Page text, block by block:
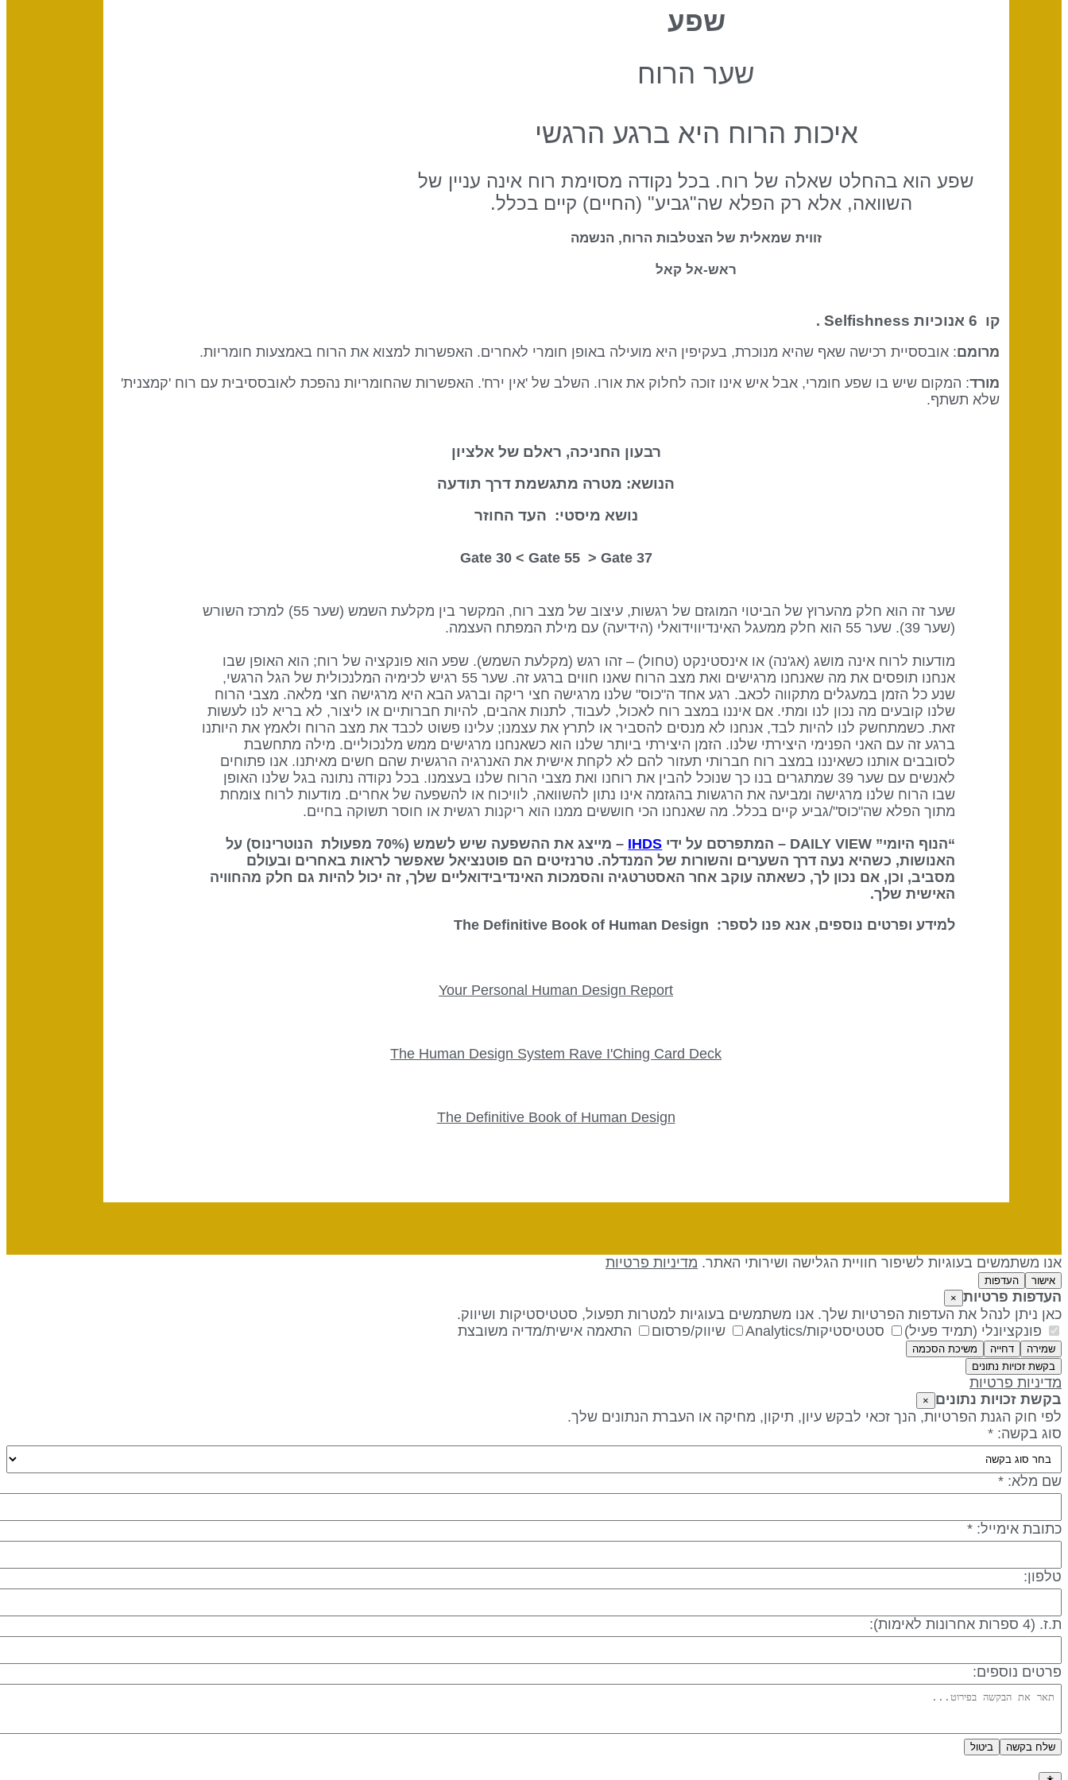
שפע
שער הרוח
איכות הרוח היא ברגע הרגשי
שפע הוא בהחלט שאלה של רוח. בכל נקודה מסוימת רוח אינה עניין של
השוואה, אלא רק הפלא שה"גביע" (החיים) קיים בכלל.
זווית שמאלית של הצטלבות הרוח, הנשמה
ראש-אל קאל
קו 6 אנוכיות Selfishness
.
מרומם: אובססיית רכישה שאף שהיא מנוכרת, בעקיפין היא מועילה באופן חומרי לאחרים. האפשרות למצוא את הרוח באמצעות חומריות.
מורד: המקום שיש בו שפע חומרי, אבל איש אינו זוכה לחלוק את אורו. השלב של 'אין ירח'. האפשרות שהחומריות נהפכת לאובססיבית עם רוח 'קמצנית'
שלא תשתף.
רבעון החניכה, ראלם של אלציון
הנושא: מטרה מתגשמת דרך תודעה
נושא מיסטי: העד החוזר
37 Gate 30 <
Gate 55 > Gate
שער זה הוא חלק מהערוץ של הביטוי המוגזם של רגשות, עיצוב של מצב רוח, המקשר בין מקלעת השמש (שער 55) למרכז השורש
(שער 39). שער 55 הוא חלק ממעגל האינדיווידואלי (הידיעה) עם מילת המפתח העצמה.
מודעות לרוח אינה מושג (אג'נה) או אינסטינקט (טחול) – זהו רגש (מקלעת השמש). שפע הוא פונקציה של רוח; הוא האופן שבו
אנחנו תופסים את מה שאנחנו מרגישים ואת מצב הרוח שאנו חווים ברגע זה. שער 55 רגיש לכימיה המלנכולית של הגל הרגשי,
שנע כל הזמן במעגלים מתקווה לכאב. רגע אחד ה"כוס" שלנו מרגישה חצי ריקה וברגע הבא היא מרגישה חצי מלאה. מצבי הרוח
שלנו קובעים מה נכון לנו ומתי. אם איננו במצב רוח לאכול, לעבוד, לתנות אהבים, להיות חברותיים או ליצור, לא בריא לנו לעשות
זאת. כשמתחשק לנו להיות לבד, אנחנו לא מנסים להסביר או לתרץ את עצמנו; עלינו פשוט לכבד את מצב הרוח ולאמץ את היותנו
ברגע זה עם האני הפנימי היצירתי שלנו. הזמן היצירתי ביותר שלנו הוא כשאנחנו מרגישים ממש מלנכוליים. מילה מתחשבת
לסובבים אותנו כשאיננו במצב רוח חברותי תעזור להם לא לקחת אישית את האנרגיה הרגשית שהם חשים מאיתנו. אנו פתוחים
לאנשים עם שער 39 שמתגרים בנו כך שנוכל להבין את רוחנו ואת מצבי הרוח שלנו בעצמנו. בכל נקודה נתונה בגל שלנו האופן
שבו הרוח שלנו מרגישה ומביעה את הרגשות בהגזמה אינו נתון להשוואה, לוויכוח או להשפעה של אחרים. מודעות לרוח צומחת
מתוך הפלא שה"כוס"/גביע קיים בכלל. מה שאנחנו הכי חוששים ממנו הוא ריקנות רגשית או חוסר תשוקה בחיים.
“הנוף היומי” DAILY VIEW – המתפרסם על ידי IHDS
– מייצג את ההשפעה שיש לשמש (70% מפעולת הנוטרינוס) על
האנושות, כשהיא נעה דרך השערים והשורות של המנדלה. טרנזיטים הם פוטנציאל שאפשר לראות באחרים ובעולם
מסביב, וכן, אם נכון לך, כשאתה עוקב אחר האסטרטגיה והסמכות האינדיבידואליים שלך, זה יכול להיות גם חלק מהחוויה
האישית שלך.
למידע ופרטים נוספים, אנא פנו לספר: The Definitive Book of Human Design
Your Personal Human Design Report
The Human Design System Rave I'Ching Card Deck
The Definitive Book of Human Design
אנו משתמשים בעוגיות לשיפור חוויית הגלישה ושירותי האתר. מדיניות פרטיות
אישור העדפות
העדפות פרטיות ×
כאן ניתן לנהל את העדפות הפרטיות שלך. אנו משתמשים בעוגיות למטרות תפעול, סטטיסטיקות ושיווק.
פונקציונלי (תמיד פעיל)
סטטיסטיקות/Analytics שיווק/פרסום התאמה אישית/מדיה משובצת
שמירה דחייה
משיכת הסכמה
בקשת זכויות נתונים
מדיניות פרטיות
בקשת זכויות נתונים
×
לפי חוק הגנת הפרטיות, הנך זכאי לבקש עיון, תיקון, מחיקה או העברת הנתונים שלך.
סוג בקשה: *
שם מלא: *
כתובת אימייל: *
טלפון:
ת.ז. (4 ספרות אחרונות לאימות):
פרטים נוספים:
שלח בקשה ביטול